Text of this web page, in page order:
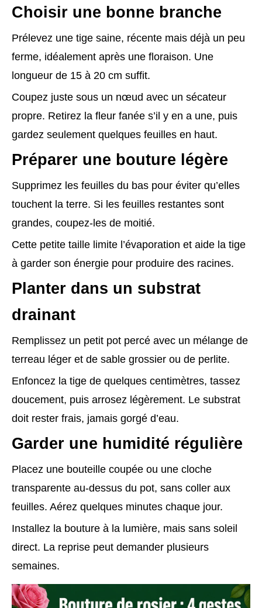
Choisir une bonne branche
Prélevez une tige saine, récente mais déjà un peu
ferme, idéalement après une floraison. Une
longueur de 15 à 20 cm suffit.
Coupez juste sous un nœud avec un sécateur
propre. Retirez la fleur fanée s’il y en a une, puis
gardez seulement quelques feuilles en haut.
Préparer une bouture légère
Supprimez les feuilles du bas pour éviter qu’elles
touchent la terre. Si les feuilles restantes sont
grandes, coupez-les de moitié.
Cette petite taille limite l’évaporation et aide la tige
à garder son énergie pour produire des racines.
Planter dans un substrat
drainant
Remplissez un petit pot percé avec un mélange de
terreau léger et de sable grossier ou de perlite.
Enfoncez la tige de quelques centimètres, tassez
doucement, puis arrosez légèrement. Le substrat
doit rester frais, jamais gorgé d’eau.
Garder une humidité régulière
Placez une bouteille coupée ou une cloche
transparente au-dessus du pot, sans coller aux
feuilles. Aérez quelques minutes chaque jour.
Installez la bouture à la lumière, mais sans soleil
direct. La reprise peut demander plusieurs
semaines.